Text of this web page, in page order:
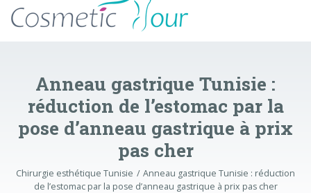
Anneau gastrique Tunisie :
réduction de l’estomac par la
pose d’anneau gastrique à prix
pas cher
Chirurgie esthétique Tunisie
Anneau gastrique Tunisie : réduction
de l’estomac par la pose d’anneau gastrique à prix pas cher